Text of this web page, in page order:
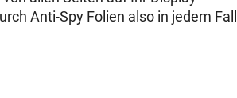
Anti-Spy Folien also in jedem Fall